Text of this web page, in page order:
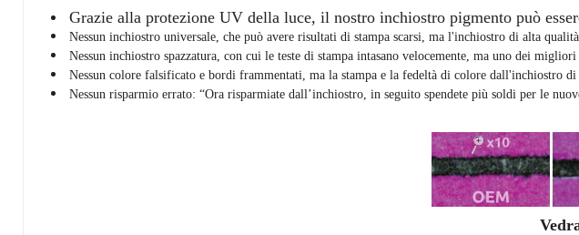
Grazie alla protezione UV della luce, il nostro inchiostro pigmento può
Nessun inchiostro universale, che può avere risultati di stampa scarsi, ma l'inchiostro di alta
Nessun inchiostro spazzatura, con cui le teste di stampa intasano velocemente, ma uno dei
Nessun colore falsificato e bordi frammentati, ma la stampa e la fedeltà di colore dall'inchiostro
Nessun risparmio errato: “Ora risparmiate dall’inchiostro, in seguito spendete più soldi per le